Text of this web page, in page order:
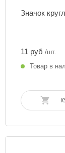
Значок
11 руб /шт.
Товар в